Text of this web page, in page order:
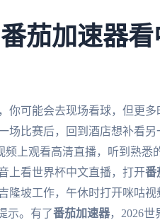
茄加速器
你可能会去现场看球，但更
场比赛后，回到酒店想补看
上观看高清直播，听到熟悉
上看世界杯中文直播，打开番
隆坡工作，午休时打开咪咕视
示。有了番茄加速器，2026世